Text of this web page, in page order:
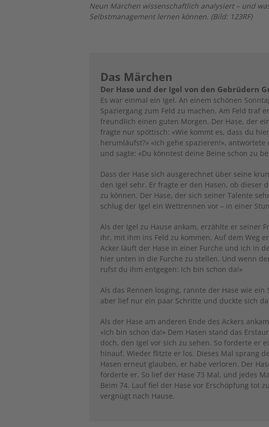
Neun Märchen wissenschaftlich analysiert – und
Selbstmanagement lernen können. (Bild: 123RF)
Das Märchen
Der Hase und der Igel von den Gebrüdern
Es war einmal ein Igel. An einem schönen
Spaziergang zum Feld zu machen. Am Feld traf
freundlich einen guten Morgen. Der Hase, der
fragte nur spöttisch: «Wie kommt es, dass du
herumläufst?» «Ich gehe spazieren!»,
und sagte: «Du könntest deine Beine schon zu
Dass der Hase sich ausgerechnet über seine
den Igel sehr. Er fragte er den Hasen, ob dieser
zu können. Der Hase, der sich seiner Talente
schlug der Igel ein Wettrennen vor – in einer
Als der Igel zu Hause ankam, erzählte er seiner
ihr, mit ihm ins Feld zu kommen. Auf dem Weg
Acker läuft der Hase in einer Furche und ich in
hier unten in die Furche zu stellen. Und wenn
rufst du ihm entgegen: Ich bin schon da!»
Als das Rennen losging, rannte der Hase wie
aber lief nur ein paar Schritte und duckte sich
Als der Hase am anderen Ende des Ackers
«Ich bin schon da!» Dem Hasen stand das
doch, den Igel vor sich zu sehen. So forderte er
hinauf. Wieder flitzte er los. Dieses Mal sprang
Hasen erneut glauben, er habe verloren. Der
forderte er. So lief der Hase 73 Mal, und jedes
Beim 74. Lauf fiel der Hase vor Erschöpfung tot
vergnügt nach Hause.